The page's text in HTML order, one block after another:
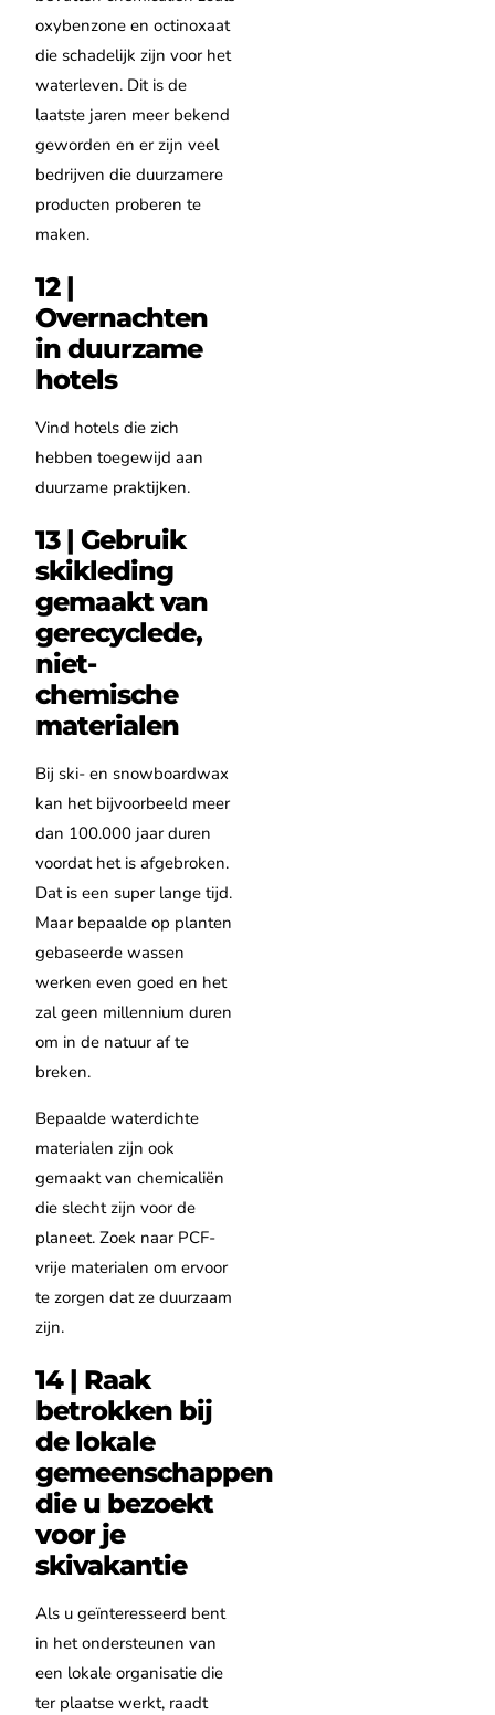
oxybenzone en octinoxaat
die schadelijk zijn voor het
waterleven. Dit is de
laatste jaren meer bekend
geworden en er zijn veel
bedrijven die duurzamere
producten proberen te
maken.
12 |
Overnachten
in duurzame
hotels
Vind hotels die zich
hebben toegewijd aan
duurzame praktijken.
13 | Gebruik
skikleding
gemaakt van
gerecyclede,
niet-
chemische
materialen
Bij ski- en snowboardwax
kan het bijvoorbeeld meer
dan 100.000 jaar duren
voordat het is afgebroken.
Dat is een super lange tijd.
Maar bepaalde op planten
gebaseerde wassen
werken even goed en het
zal geen millennium duren
om in de natuur af te
breken.
Bepaalde waterdichte
materialen zijn ook
gemaakt van chemicaliën
die slecht zijn voor de
planeet. Zoek naar PCF-
vrije materialen om ervoor
te zorgen dat ze duurzaam
zijn.
14 | Raak
betrokken bij
de lokale
gemeenschappen
die u bezoekt
voor je
skivakantie
Als u geïnteresseerd bent
in het ondersteunen van
een lokale organisatie die
ter plaatse werkt, raadt